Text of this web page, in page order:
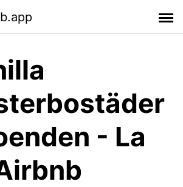
- La